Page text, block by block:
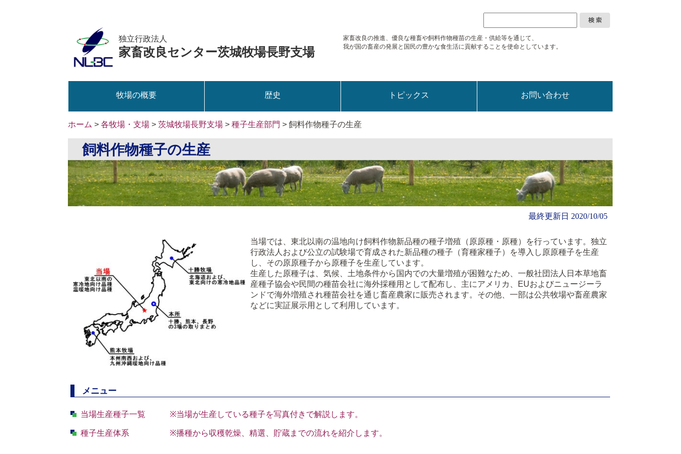
独立行政法人
家畜改良センター茨城牧場長野支場
家畜改良の推進、優良な種畜や飼料作物種苗の生産・供給等を通じて、
我が国の畜産の発展と国民の豊かな食生活に貢献することを使命としています。
牧場の概要 歴史 トピックス お問い合わせ
ホーム >各牧場・支場 >茨城牧場長野支場 >種子生産部門 > 飼料作物種子の生産
飼料作物種子の生産
最終更新日 2020/10/05
当場では、東北以南の温地向け飼料作物新品種の種子増殖（原原種・原種）を行っています。独立
行政法人および公立の試験場で育成された新品種の種子（育種家種子）を導入し原原種子を生産
し、その原原種子から原種子を生産しています。
生産した原種子は、気候、土地条件から国内での大量増殖が困難なため、一般社団法人日本草地畜
産種子協会や民間の種苗会社に海外採種用として配布し、主にアメリカ、EUおよびニュージーラ
ンドで海外増殖され種苗会社を通じ畜産農家に販売されます。その他、一部は公共牧場や畜産農家
などに実証展示用として利用しています。
メニュー
当場生産種子一覧 ※当場が生産している種子を写真付きで解説します。
種子生産体系 ※播種から収穫乾燥、精選、貯蔵までの流れを紹介します。